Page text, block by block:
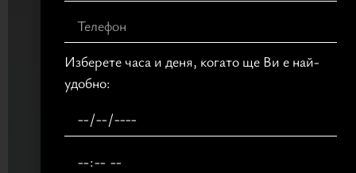
Изберете часа и деня, когато ще Ви е най-
удобно: